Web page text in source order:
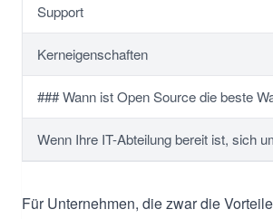
Support
Kerneigenschaften
### Wann ist Open Source die beste
Wenn Ihre IT-Abteilung bereit ist, sich
Für Unternehmen, die zwar die